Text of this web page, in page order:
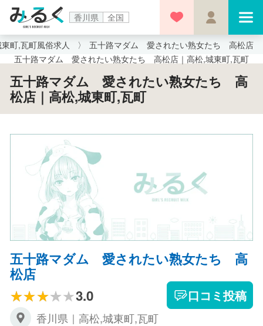
香川県 全国
町,瓦町風俗求人
五十路マダム 愛されたい熟女たち 高松店
五十路マダム 愛されたい熟女たち 高松店｜高松,城東町,瓦町
五十路マダム 愛されたい熟女たち 高
松店｜高松,城東町,瓦町
五十路マダム 愛されたい熟女たち 高
松店
3.0
口コミ投稿
香川県｜高松,城東町,瓦町